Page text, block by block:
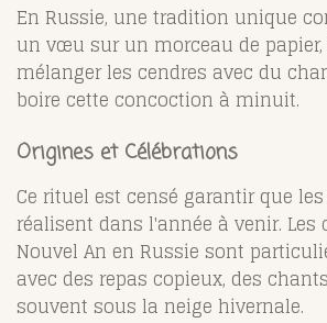
En Russie, une tradition unique
un vœu sur un morceau de papier,
mélanger les cendres avec du
boire cette concoction à minuit.
Origines et Célébrations
Ce rituel est censé garantir que
réalisent dans l'année à venir. Les
Nouvel An en Russie sont
avec des repas copieux, des
souvent sous la neige hivernale.